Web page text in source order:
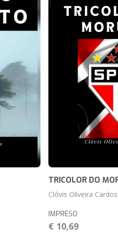
TRICOLOR DO
Clóvis Oliveira
IMPRESO
€ 10,69